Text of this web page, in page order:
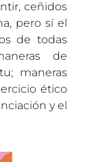
ceñidos
pero sí el
de todas
de
maneras
ético
y el